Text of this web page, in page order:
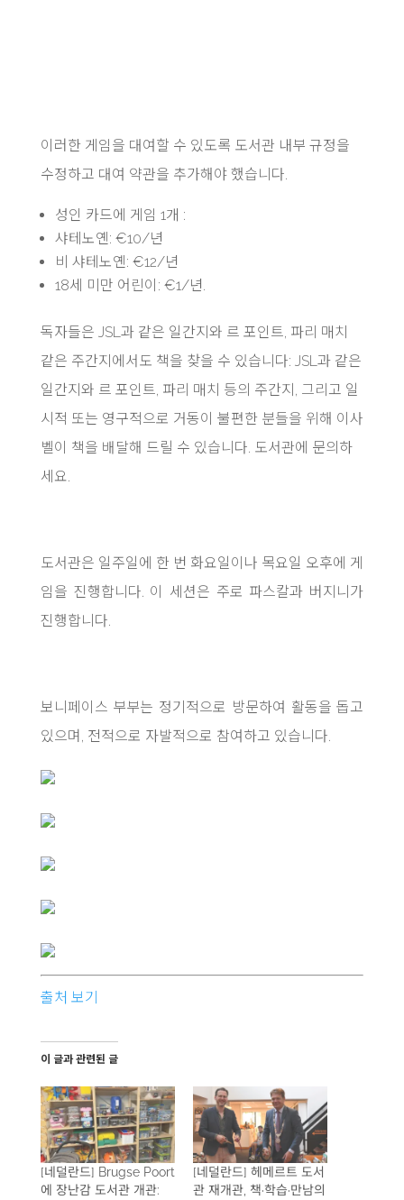
이러한 게임을 대여할 수 있도록 도서관 내부 규정을
수정하고 대여 약관을 추가해야 했습니다.
성인 카드에 게임 1개 :
샤테노옌: €10/년
비 샤테노옌: €12/년
18세 미만 어린이: €1/년.
독자들은 JSL과 같은 일간지와 르 포인트, 파리 매치
같은 주간지에서도 책을 찾을 수 있습니다: JSL과 같은
일간지와 르 포인트, 파리 매치 등의 주간지, 그리고 일
시적 또는 영구적으로 거동이 불편한 분들을 위해 이사
벨이 책을 배달해 드릴 수 있습니다. 도서관에 문의하
세요.
도서관은 일주일에 한 번 화요일이나 목요일 오후에 게
임을 진행합니다. 이 세션은 주로 파스칼과 버지니가
진행합니다.
보니페이스 부부는 정기적으로 방문하여 활동을 돕고
있으며, 전적으로 자발적으로 참여하고 있습니다.
출처 보기
이 글과 관련된 글
[네덜란드] Brugse Poort
에 장난감 도서관 개관:
[네덜란드] 헤메르트 도서
관 재개관, 책·학습·만남의